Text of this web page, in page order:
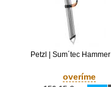
Petzl | Sum´tec Hammer
overíme